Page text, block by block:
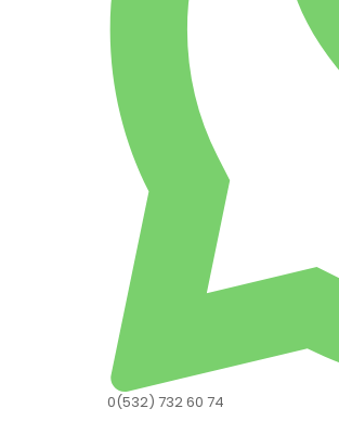
0(532) 732 60 74